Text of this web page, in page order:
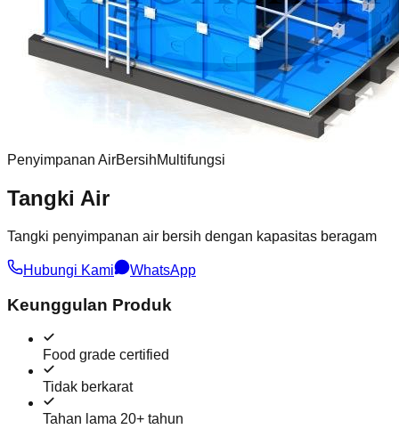
Penyimpanan AirBersihMultifungsi
Tangki Air
Tangki penyimpanan air bersih dengan kapasitas beragam
Hubungi Kami WhatsApp
Keunggulan Produk
Food grade certified
Tidak berkarat
Tahan lama 20+ tahun